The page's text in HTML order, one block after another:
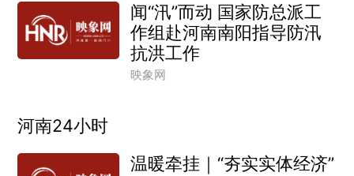
闻“汛”而动 国家防总派工
作组赴河南南阳指导防汛
抗洪工作
映象网
河南24小时
温暖牵挂｜“夯实实体经济”